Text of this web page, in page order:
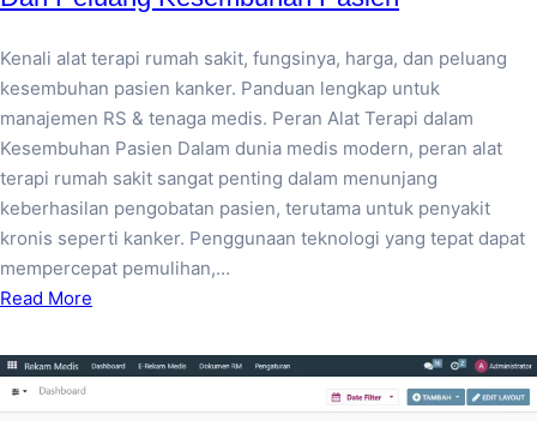
Kenali alat terapi rumah sakit, fungsinya, harga, dan peluang
kesembuhan pasien kanker. Panduan lengkap untuk
manajemen RS & tenaga medis. Peran Alat Terapi dalam
Kesembuhan Pasien Dalam dunia medis modern, peran alat
terapi rumah sakit sangat penting dalam menunjang
keberhasilan pengobatan pasien, terutama untuk penyakit
kronis seperti kanker. Penggunaan teknologi yang tepat dapat
mempercepat pemulihan,…
Read More